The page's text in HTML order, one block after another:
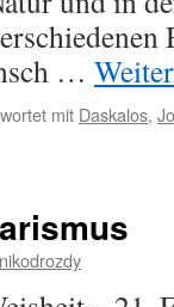
…
mit Daskalos,